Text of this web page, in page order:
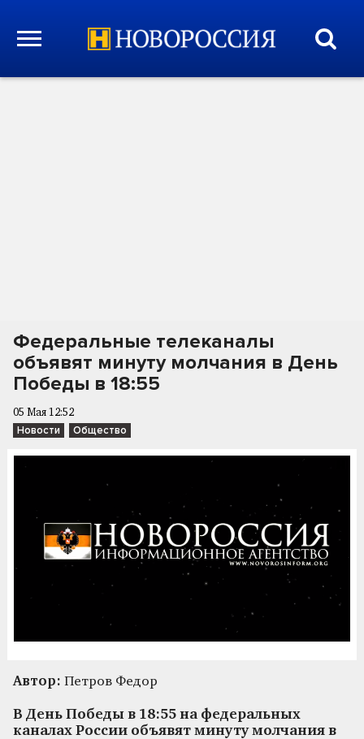
Федеральные телеканалы
объявят минуту молчания в День
Победы в 18:55
05 Мая 12:52
Новости Общество
Автор: Петров Федор
В День Победы в 18:55 на федеральных
каналах России объявят минуту молчания в